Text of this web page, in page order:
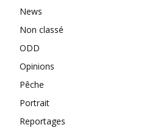
News
Non classé
ODD
Opinions
Pêche
Portrait
Reportages